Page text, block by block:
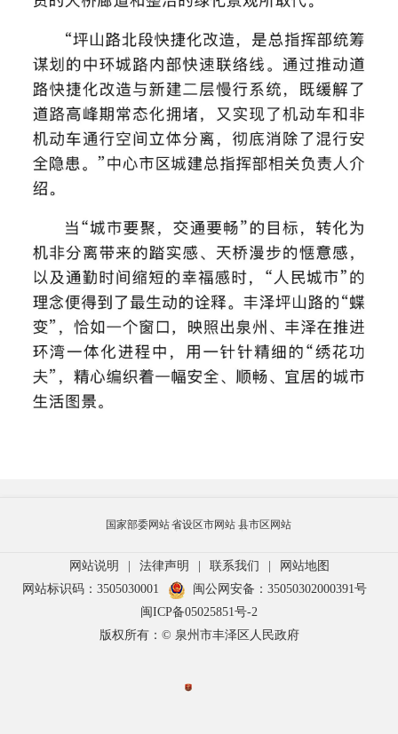
国家部委网站省设区市网站 县市区网站
网站说明 法律声明 联系我们
网站地图
网站标识码：3505030001
闽公网安备：35050302000391号
闽ICP备05025851号-2
版权所有：© 泉州市丰泽区人民政府